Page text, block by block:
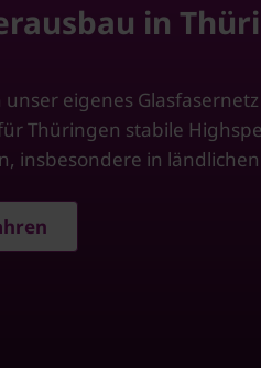
in
eigenes
Thüringen stabile
insbesondere in